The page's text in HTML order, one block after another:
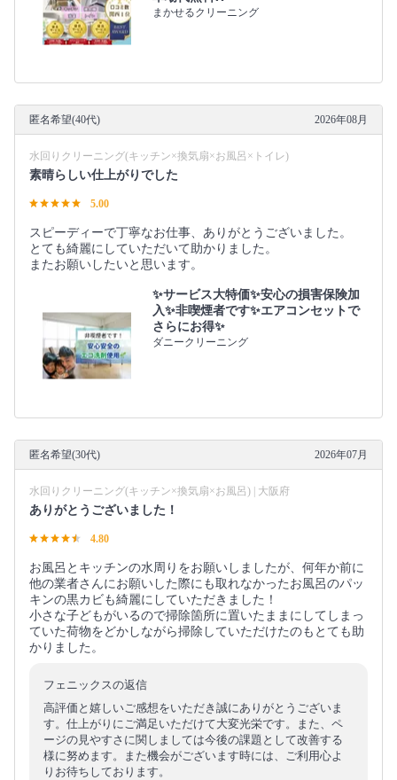
まかせるクリーニング
匿名希望(40代) 2026年08月
水回りクリーニング(キッチン×換気扇×お風呂×トイレ)
素晴らしい仕上がりでした
5.00
スピーディーで丁寧なお仕事、ありがとうございました。
とても綺麗にしていただいて助かりました。
またお願いしたいと思います。
✨サービス大特価✨安心の損害保険加
入✨非喫煙者です✨エアコンセットで
さらにお得✨
ダニークリーニング
匿名希望(30代) 2026年07月
水回りクリーニング(キッチン×換気扇×お風呂) | 大阪府
ありがとうございました！
4.80
お風呂とキッチンの水周りをお願いしましたが、何年か前に
他の業者さんにお願いした際にも取れなかったお風呂のパッ
キンの黒カビも綺麗にしていただきました！
小さな子どもがいるので掃除箇所に置いたままにしてしまっ
ていた荷物をどかしながら掃除していただけたのもとても助
かりました。
フェニックスの返信
高評価と嬉しいご感想をいただき誠にありがとうございま
す。仕上がりにご満足いただけて大変光栄です。また、ペ
ージの見やすさに関しましては今後の課題として改善する
様に努めます。また機会がございます時には、ご利用心よ
りお待ちしております。